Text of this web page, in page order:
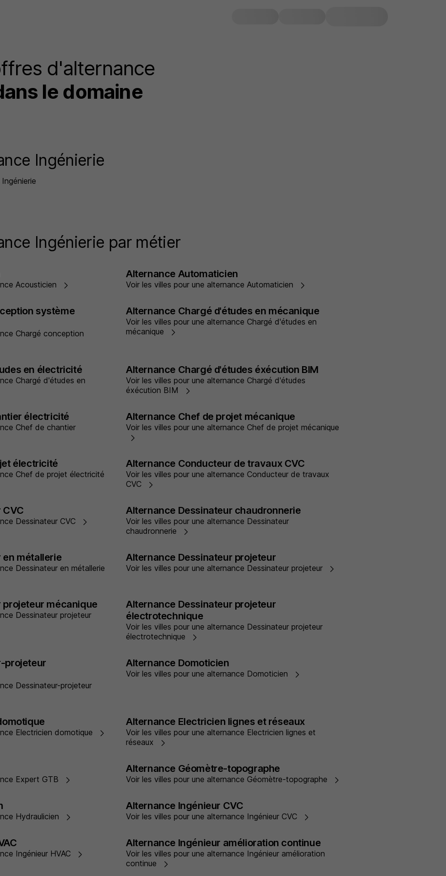
d'alternance
le domaine
Ingénierie
Ingénierie par métier
Acousticien
Alternance Automaticien
Voir les villes pour une alternance Automaticien
système
Chargé conception
Alternance Chargé d'études en mécanique
Voir les villes pour une alternance Chargé d'études en
mécanique
en électricité
Chargé d'études en
Alternance Chargé d'études éxécution BIM
Voir les villes pour une alternance Chargé d'études
éxécution BIM
électricité
Chef de chantier
Alternance Chef de projet mécanique
Voir les villes pour une alternance Chef de projet mécanique
électricité
Chef de projet électricité
Alternance Conducteur de travaux CVC
Voir les villes pour une alternance Conducteur de travaux
CVC
Dessinateur CVC
Alternance Dessinateur chaudronnerie
Voir les villes pour une alternance Dessinateur
chaudronnerie
métallerie
Dessinateur en métallerie
Alternance Dessinateur projeteur
Voir les villes pour une alternance Dessinateur projeteur
mécanique
Dessinateur projeteur
Alternance Dessinateur projeteur
électrotechnique
Voir les villes pour une alternance Dessinateur projeteur
électrotechnique
projeteur
Dessinateur-projeteur
Alternance Domoticien
Voir les villes pour une alternance Domoticien
Electricien domotique
Alternance Electricien lignes et réseaux
Voir les villes pour une alternance Electricien lignes et
réseaux
Expert GTB
Alternance Géomètre-topographe
Voir les villes pour une alternance Géomètre-topographe
Hydraulicien
Alternance Ingénieur CVC
Voir les villes pour une alternance Ingénieur CVC
Ingénieur HVAC
Alternance Ingénieur amélioration continue
Voir les villes pour une alternance Ingénieur amélioration
continue